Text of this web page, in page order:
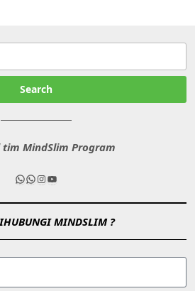
Search
MindSlim Program
MINDSLIM ?